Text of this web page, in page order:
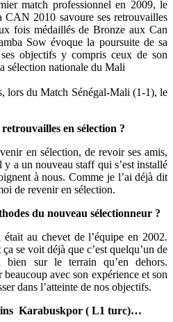
match professionnel en 2009, le
CAN 2010 savoure ses retrouvailles
fois médaillés de Bronze aux Can
Sow évoque la poursuite de sa
objectifs y compris ceux de son
sélection nationale du Mali
lors du Match Sénégal-Mali (1-1), le
retrouvailles en sélection ?
en sélection, de revoir ses amis,
a un nouveau staff qui s’est installé
à nous. Comme je l’ai déjà dit
de revenir en sélection.
du nouveau sélectionneur ?
était au chevet de l’équipe en 2002.
se voit déjà que c’est quelqu’un de
bien sur le terrain qu’en dehors.
beaucoup avec son expérience et son
dans l’atteinte de nos objectifs.
Karabuskpor ( L1 turc)…